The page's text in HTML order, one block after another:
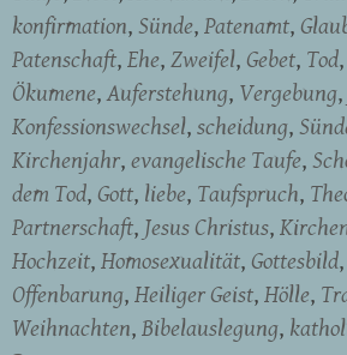
konfirmation Sünde Patenamt
Patenschaft Ehe Zweifel Gebet Tod
Ökumene Auferstehung Vergebung
Konfessionswechsel scheidung
Kirchenjahr evangelische Taufe
dem Tod Gott liebe Taufspruch
Partnerschaft Jesus Christus
Hochzeit Homosexualität Gottesbild
Offenbarung Heiliger Geist Hölle
Weihnachten Bibelauslegung